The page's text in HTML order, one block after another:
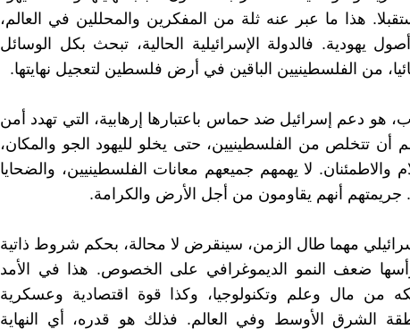
هذا ما عبر عنه ثلة من المفكرين والمحللين في العالم،
يهودية. فالدولة الإسرائيلية الحالية، تبحث بكل الوسائل
من الفلسطينيين الباقين في أرض فلسطين لتعجيل نهايتها.
هو دعم إسرائيل ضد حماس باعتبارها إرهابية، التي تهدد أمن
أن تتخلص من الفلسطينيين، حتى يخلو لليهود الجو والمكان،
والاطمئنان. لا يهمهم جميعهم معانات الفلسطينيين، والضحايا
أنهم يقاومون من أجل الأرض والكرامة.
مهما طال الزمن، سينقرض لا محالة، بحكم شروط ذاتية
ضعف النمو الديموغرافي على الخصوص. هذا في الأمد
من مال وعلم وتكنولوجيا، وكذا قوة اقتصادية وعسكرية
الشرق الأوسط وفي العالم. فذلك هو قدره، أي النهاية